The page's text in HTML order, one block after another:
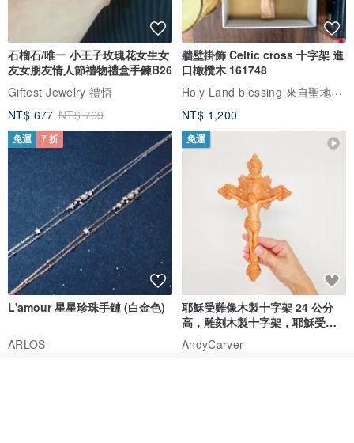
石榴石/唯一 小王子玫瑰花女生女
友女朋友情人節禮物禮盒手鍊B26
Giftest Jewelry 禮悟
NT$ 677 NT$ 769
牆壁掛飾 Celtic cross 十字架 進
口橄欖木 161748
Holy Land blessing 來自聖地的祝福
NT$ 1,200
免運 7 折
L'amour 星星珍珠手鏈 (白金色)
ARLOS
免運
耶穌受難像木製十字架 24 公分
高，雕刻木製十字架，耶穌受難
像天主教十字架
AndyCarver